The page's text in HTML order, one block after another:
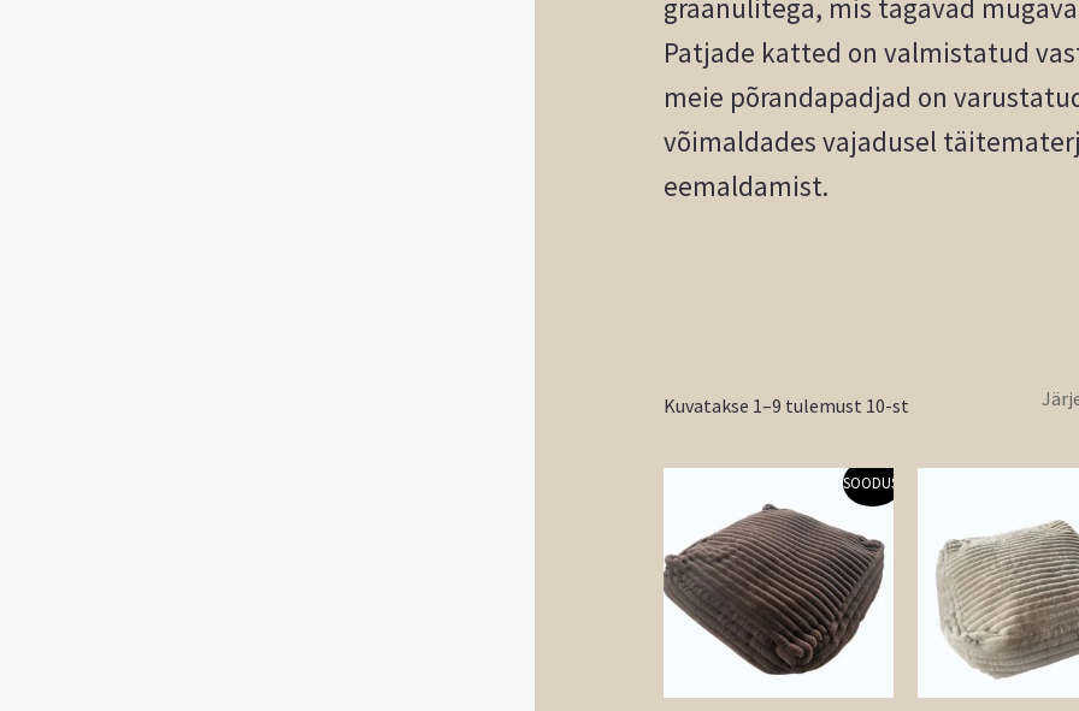
graanulitega, mis tagavad
Patjade katted on valmistatud
meie põrandapadjad on
võimaldades vajadusel
eemaldamist.
Kuvatakse 1–9 tulemust 10-st
SOODUS!
oli:
131,20 €.
Praegune
hind
118,08 €.
oli: